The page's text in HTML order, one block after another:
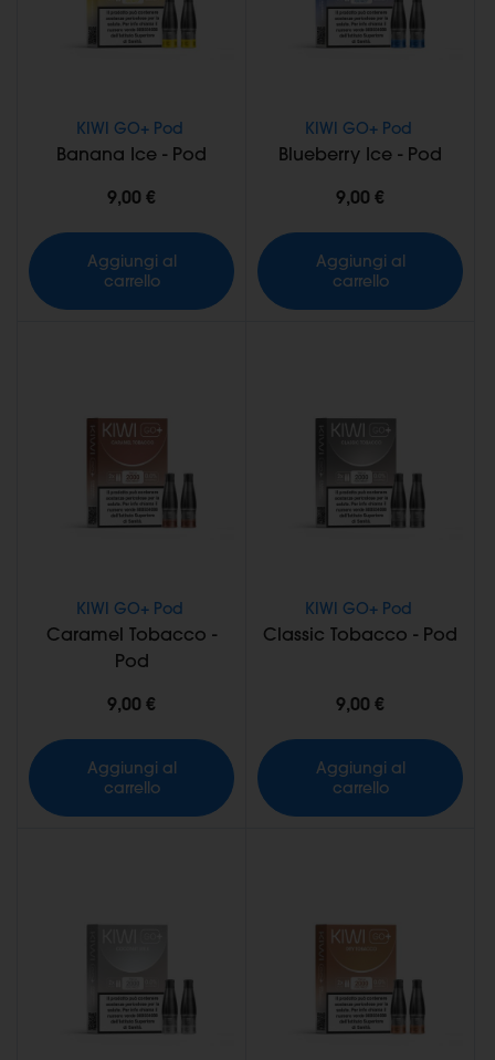
KIWI GO+ Pod
Banana Ice - Pod
9,00 €
Aggiungi al
carrello
KIWI GO+ Pod
Blueberry Ice - Pod
9,00 €
Aggiungi al
carrello
KIWI GO+ Pod
Caramel Tobacco -
Pod
9,00 €
Aggiungi al
carrello
KIWI GO+ Pod
Classic Tobacco - Pod
9,00 €
Aggiungi al
carrello